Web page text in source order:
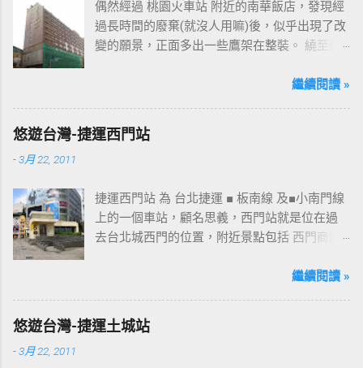
偶然經過 桃園火車站 附近的南華飯店，發現經
過長時間的廢棄(就沒人用嘛)後，似乎出現了改
變的願景，正面多出一些鷹架在整裝。 繞至側
桃園的民眾又有一個聚餐旅遊的好去處囉!!但今
趴走將持續為讀者們追蹤其動態消息，請各位
開始期待開幕日的來臨吧！ 南華飯店施工中現
繼續閱讀 »
悠遊台灣-捷運西門站
-3月 22, 2011
捷運西門站 為 台北捷運 ■ 板南線 及■小南門線
上的一個車站，顧名思義，西門站就是位在過
去台北城西門的位置，附近景點包括 西門商圈
圖中的六號出口，因位處 西門商圈 之入口，成
等候的標的物，也是是最容易堵塞的出口。 捷
運西門站六號出口&西門町商圈 板南線上車站 [
繼續閱讀 »
悠遊台灣-捷運土城站
-3月 22, 2011